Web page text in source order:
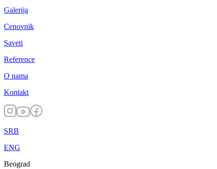
Galerija
Cenovnik
Saveti
Reference
O nama
Kontakt
SRB
ENG
Beograd